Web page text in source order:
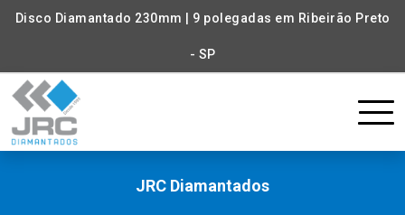
Disco Diamantado 230mm | 9 polegadas em Ribeirão Preto
- SP
JRC Diamantados